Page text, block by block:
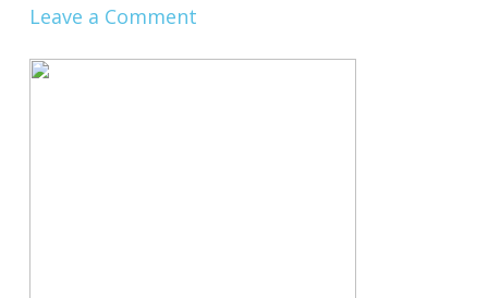
Leave a Comment